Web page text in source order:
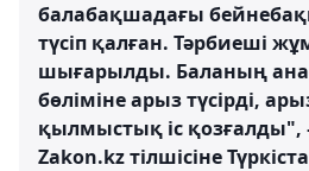
балабақшадағы
түсіп қалған. Тәрбиеші
шығарылды. Баланың
бөліміне арыз түсірді,
қылмыстық іс қозғалды",
Zakon.kz тілшісіне